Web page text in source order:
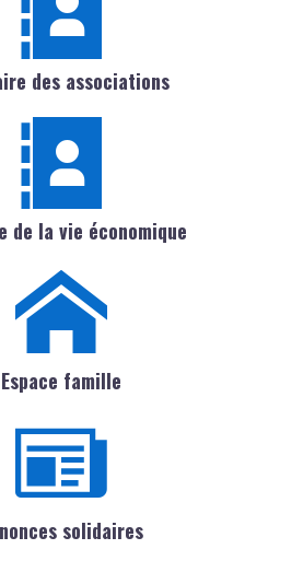
des associations
de la vie économique
Espace famille
solidaires